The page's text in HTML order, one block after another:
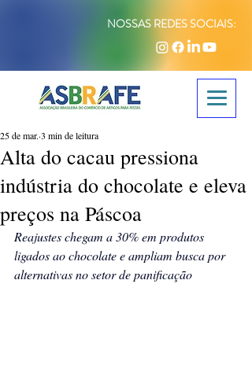
NOSSAS REDES SOCIAIS:
Alta do cacau pressiona
indústria do chocolate e eleva
preços na Páscoa
25 de mar. 3 min de leitura
Reajustes chegam a 30% em produtos
ligados ao chocolate e ampliam busca por
alternativas no setor de panificação